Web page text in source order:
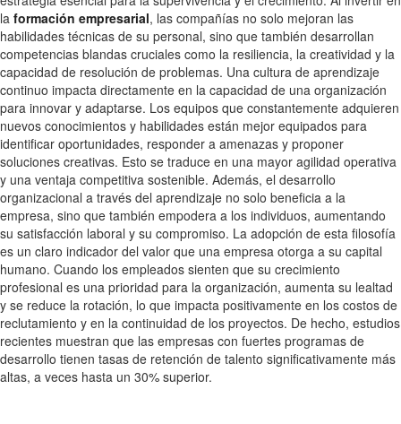
la formación empresarial, las compañías no solo mejoran las
habilidades técnicas de su personal, sino que también desarrollan
competencias blandas cruciales como la resiliencia, la creatividad y la
capacidad de resolución de problemas. Una cultura de aprendizaje
continuo impacta directamente en la capacidad de una organización
para innovar y adaptarse. Los equipos que constantemente adquieren
nuevos conocimientos y habilidades están mejor equipados para
identificar oportunidades, responder a amenazas y proponer
soluciones creativas. Esto se traduce en una mayor agilidad operativa
y una ventaja competitiva sostenible. Además, el desarrollo
organizacional a través del aprendizaje no solo beneficia a la
empresa, sino que también empodera a los individuos, aumentando
su satisfacción laboral y su compromiso. La adopción de esta filosofía
es un claro indicador del valor que una empresa otorga a su capital
humano. Cuando los empleados sienten que su crecimiento
profesional es una prioridad para la organización, aumenta su lealtad
y se reduce la rotación, lo que impacta positivamente en los costos de
reclutamiento y en la continuidad de los proyectos. De hecho, estudios
recientes muestran que las empresas con fuertes programas de
desarrollo tienen tasas de retención de talento significativamente más
altas, a veces hasta un 30% superior.